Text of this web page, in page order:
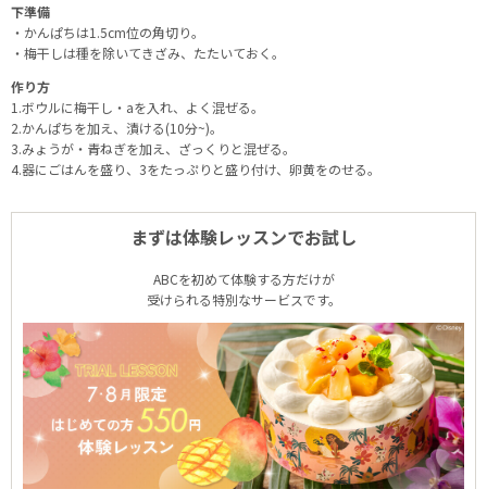
下準備
・かんぱちは1.5cm位の角切り。
・梅干しは種を除いてきざみ、たたいておく。
作り方
1.ボウルに梅干し・aを入れ、よく混ぜる。
2.かんぱちを加え、漬ける(10分~)。
3.みょうが・青ねぎを加え、ざっくりと混ぜる。
4.器にごはんを盛り、3をたっぷりと盛り付け、卵黄をのせる。
まずは体験レッスンでお試し
ABCを初めて体験する方だけが
受けられる特別なサービスです。